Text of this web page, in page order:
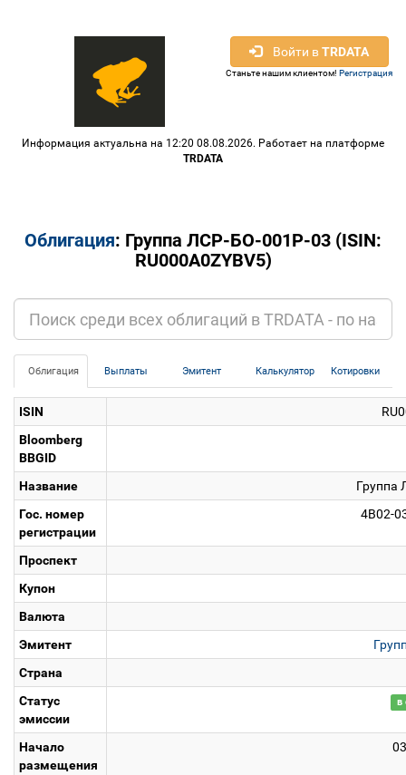
Войти вTRDATA
Станьте нашим клиентом! Регистрация
Информация актуальна на 12:20 08.08.2026. Работает на платформе
TRDATA
Облигация: Группа ЛСР-БО-001P-03 (ISIN:
RU000A0ZYBV5)
Облигация Выплаты Эмитент Калькулятор Котировки
ISIN
Bloomberg
BBGID
Название
Группа
Гос. номер
регистрации
4B02-
Проспект
Купон
Валюта
Эмитент
Страна
Статус
эмиссии
в
Начало
размещения